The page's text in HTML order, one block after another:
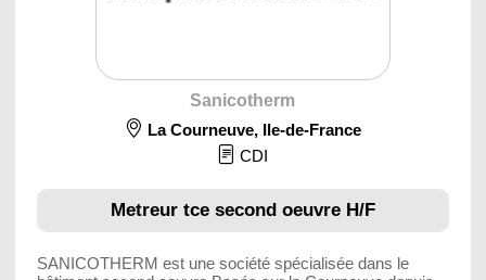
Sanicotherm
La Courneuve, Ile-de-France
CDI
Metreur tce second oeuvre H/F
SANICOTHERM est une société spécialisée dans le